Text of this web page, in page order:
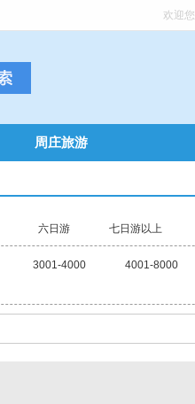
欢迎您
周庄旅游
六日游 七日游以上
3001-4000
4001-8000